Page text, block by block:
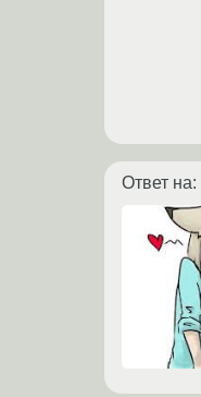
Ответ на: